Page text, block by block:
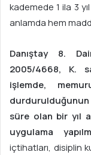
kademede 1 ila 3
anlamda hem
Danıştay 8.
2005/4668, K.
işlemde,
süre olan bir yıl
uygulama
içtihatları, disiplin